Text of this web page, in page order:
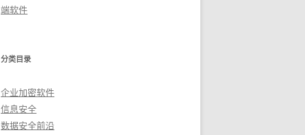
端软件
分类目录
企业加密软件
信息安全
数据安全前沿